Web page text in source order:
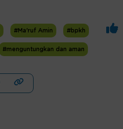
#Ma'ruf Amin #bpkh
#menguntungkan dan aman